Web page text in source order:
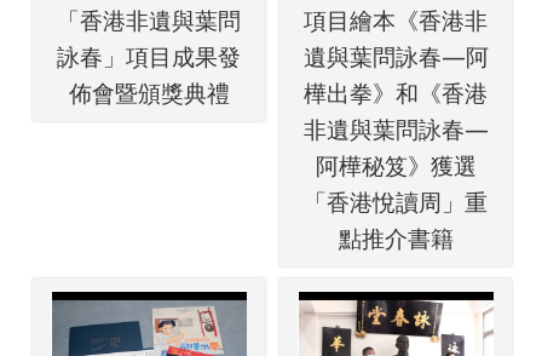
「香港非遺與葉問
詠春」項目成果發
佈會暨頒獎典禮
項目繪本《香港非
遺與葉問詠春—阿
樺出拳》和《香港
非遺與葉問詠春—
阿樺秘笈》獲選
「香港悅讀周」重
點推介書籍